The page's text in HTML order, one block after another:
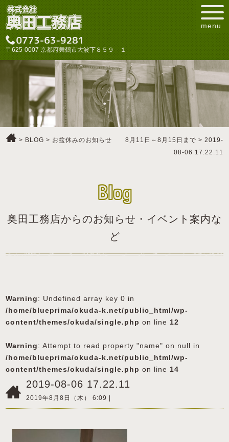
〒625-0007 京都府舞鶴市大波下８５９－１
menu
> BLOG > お盆休みのお知らせ 8月11日～8月15日まで > 2019-
08-06 17.22.11
Blog
奥田工務店からのお知らせ・イベント案内な
ど
Warning: Undefined array key 0 in
/home/blueprima/okuda-k.net/public_html/wp-
content/themes/okuda/single.php on line 12
Warning: Attempt to read property "name" on null in
/home/blueprima/okuda-k.net/public_html/wp-
content/themes/okuda/single.php on line 14
2019-08-06 17.22.11
2019年8月8日（木） 6:09 |